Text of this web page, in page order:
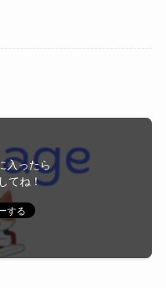
入ったら
てね！